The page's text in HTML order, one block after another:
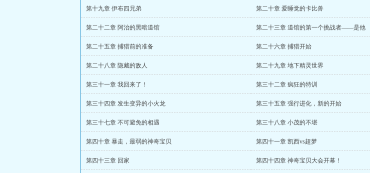
第十九章 伊布四兄弟 第二十章 爱睡觉的卡比兽
第二十二章 阿治的黑暗道馆 第二十三章 道馆的第一个挑战者——是他
第二十五章 捕猎前的准备 第二十六章 捕猎开始
第二十八章 隐藏的敌人 第二十九章 地下精灵世界
第三十一章 我回来了！ 第三十二章 疯狂的特训
第三十四章 发生变异的小火龙 第三十五章 强行进化，新的开始
第三十七章 不可避免的相遇 第三十八章 小茂的不堪
第四十章 暴走，最弱的神奇宝贝 第四十一章 凯西vs超梦
第四十三章 回家 第四十四章 神奇宝贝大会开幕！